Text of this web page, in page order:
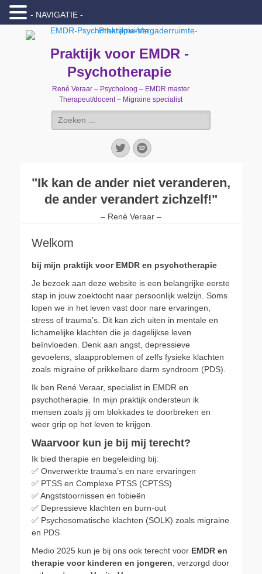
Praktijk voor EMDR -
Psychotherapie
René Veraar – Psycholoog – EMDR master
Therapeut/docent – Migraine specialist
Zoeken
naar:
TwitterSpotify
"Ik kan de ander niet veranderen,
de ander verandert zichzelf!"
– René Veraar –
Welkom
bij mijn praktijk voor EMDR en psychotherapie
Je bezoek aan deze website is een belangrijke eerste
stap in jouw zoektocht naar persoonlijk welzijn. Soms
lopen we in het leven vast door nare ervaringen,
stress of trauma’s. Dit kan zich uiten in mentale en
lichamelijke klachten die je dagelijkse leven
beïnvloeden. Denk aan angst, depressieve
gevoelens, slaapproblemen of zelfs fysieke klachten
zoals migraine of prikkelbare darm syndroom (PDS).
Ik ben René Veraar, specialist in EMDR en
psychotherapie. In mijn praktijk ondersteun ik
mensen zoals jij om blokkades te doorbreken en
weer grip op het leven te krijgen.
Waarvoor kun je bij mij terecht?
Ik bied therapie en begeleiding bij:
✅ Onverwerkte trauma’s en nare ervaringen
✅ PTSS en Complexe PTSS (CPTSS)
✅ Angststoornissen en fobieën
✅ Depressieve klachten en burn-out
✅ Psychosomatische klachten (SOLK) zoals migraine
en PDS
Medio 2025 kun je bij ons ook terecht voor EMDR en
therapie voor kinderen en jongeren , verzorgd door
- NAVIGATIE -